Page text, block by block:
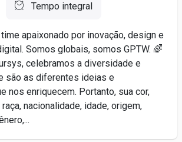
Tempo integral
apaixonado por inovação, design e
Somos globais, somos GPTW. 🌈
celebramos a diversidade e
são as diferentes ideias e
nos enriquecem. Portanto, sua cor,
nacionalidade, idade, origem,